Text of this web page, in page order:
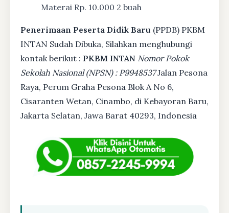
Materai Rp. 10.000 2 buah
Penerimaan Peserta Didik Baru (PPDB) PKBM
INTAN Sudah Dibuka, Silahkan menghubungi
kontak berikut : PKBM INTAN Nomor Pokok
Sekolah Nasional (NPSN) : P9948537Jalan Pesona
Raya, Perum Graha Pesona Blok A No 6,
Cisaranten Wetan, Cinambo, di Kebayoran Baru,
Jakarta Selatan, Jawa Barat 40293, Indonesia